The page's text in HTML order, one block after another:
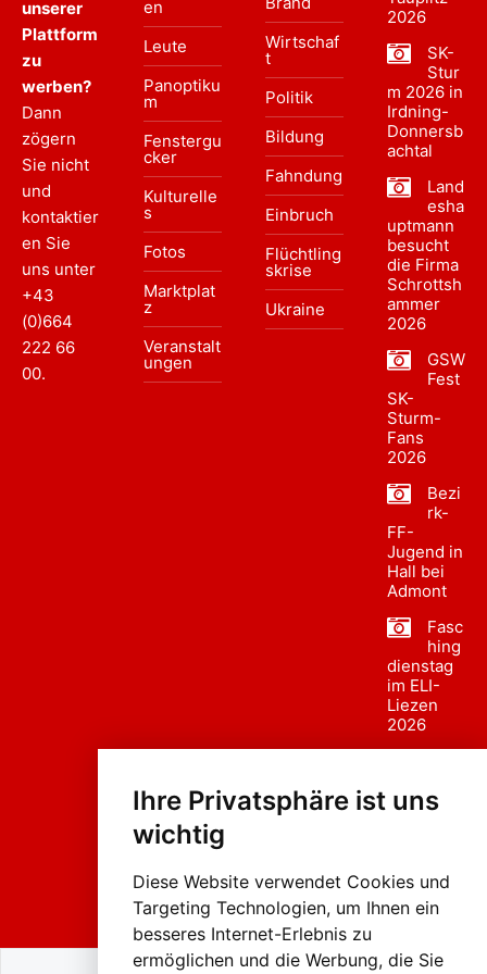
Ihre Privatsphäre ist uns
wichtig
Diese Website verwendet Cookies und
Targeting Technologien, um Ihnen ein
besseres Internet-Erlebnis zu
ermöglichen und die Werbung, die Sie
unserer
Plattform
zu
werben?
Dann
zögern
Sie nicht
und
kontaktier
en Sie
uns unter
+43
(0)664
222 66
00.
en
Leute
Panoptiku
m
Fenstergu
cker
Kulturelle
s
Fotos
Marktplat
z
Veranstalt
ungen
Wirtschaf
t
Politik
Bildung
Fahndung
Einbruch
Flüchtling
skrise
Ukraine
2026
SK-
Stur
m 2026 in
Irdning-
Donnersb
achtal
Land
esha
uptmann
besucht
die Firma
Schrottsh
ammer
2026
GSW
Fest
SK-
Sturm-
Fans
2026
Bezi
rk-
FF-
Jugend in
Hall bei
Admont
Fasc
hing
dienstag
im ELI-
Liezen
2026
sumzug
Liezen